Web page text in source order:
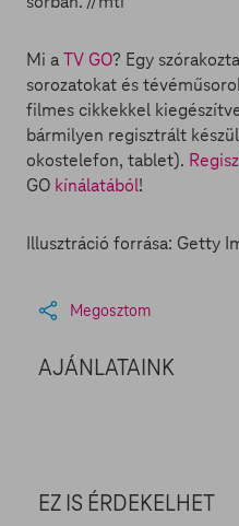
Mi aTV GO? Egy
sorozatokat és
filmes cikkekkel
bármilyen regisztrált
okostelefon, tablet).
GO kínálatából!
Illusztráció forrása: Getty
Megosztom
AJÁNLATAINK
EZ IS ÉRDEKELHET